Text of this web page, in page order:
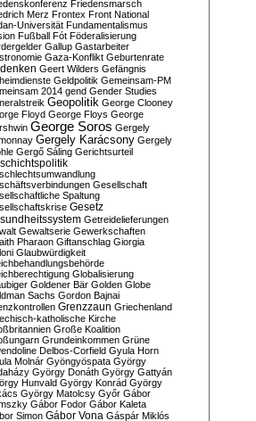
Friedensmarsch
Merz Frontex Front National
Universität Fundamentalismus
Fußball Fót Föderalisierung
Gallup Gastarbeiter
Gaza-Konflikt Geburtenrate
Geert Wilders Gefängnis
Geldpolitik Gemeinsam-PM
2014 gend Gender Studies
Geopolitik George Clooney
Floyd George Floys George
George Soros Gergely
Gergely Karácsony Gergely
Gergő Sáling Gerichtsurteil
Gesellschaft
Spaltung
Gesetz
Getreidelieferungen
Gewaltserie Gewerkschaften
Pharaon Giftanschlag Giorgia
Glaubwürdigkeit
Globalisierung
Goldener Bär Golden Globe
Sachs Gordon Bajnai
Grenzzaun Griechenland
katholische Kirche
Große Koalition
Grundeinkommen Grüne
Delbos-Corfield Gyula Horn
Molnár Gyöngyöspata György
György Donáth György Gattyán
Hunvald György Konrád György
György Matolcsy Győr Gábor
Gábor Fodor Gábor Kaleta
Simon Gábor Vona Gáspár Miklós